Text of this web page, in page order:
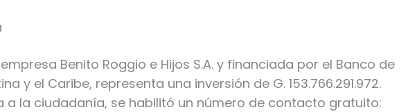
Benito Roggio e Hijos S.A. y financiada por el Banco de
y el Caribe, representa una inversión de G. 153.766.291.972.
a la ciudadanía, se habilitó un número de contacto gratuito: